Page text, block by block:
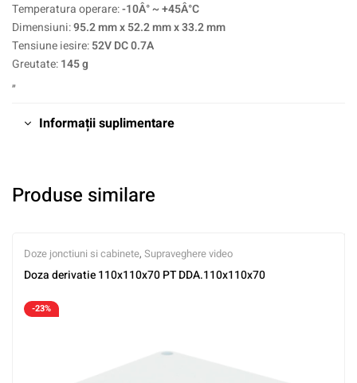
Temperatura operare:-10Â° ~ +45Â°C
Dimensiuni:95.2 mm x 52.2 mm x 33.2 mm
Tensiune iesire:52V DC 0.7A
Greutate:145 g
„
Informații suplimentare
Produse similare
Doze jonctiuni si cabinete, Supraveghere video
Doza derivatie 110x110x70 PT DDA.110x110x70
-23%